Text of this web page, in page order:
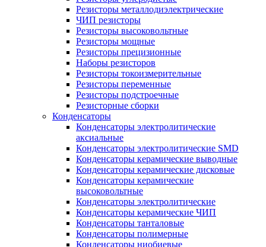
Резисторы металлодиэлектрические
ЧИП резисторы
Резисторы высоковольтные
Резисторы мощные
Резисторы прецизионные
Наборы резисторов
Резисторы токоизмерительные
Резисторы переменные
Резисторы подстроечные
Резисторные сборки
Конденсаторы
Конденсаторы электролитические
аксиальные
Конденсаторы электролитические SMD
Конденсаторы керамические выводные
Конденсаторы керамические дисковые
Конденсаторы керамические
высоковольтные
Конденсаторы электролитические
Конденсаторы керамические ЧИП
Конденсаторы танталовые
Конденсаторы полимерные
Конденсаторы ниобиевые